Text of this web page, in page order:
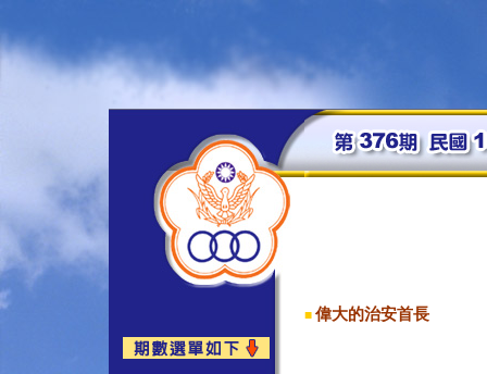
■ 偉大的治安首長